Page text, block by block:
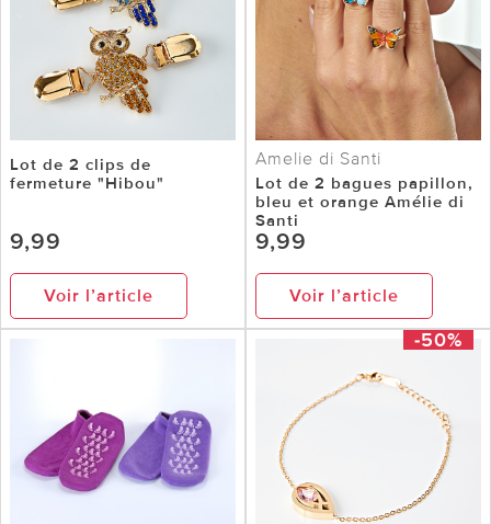
Lot de 2 clips de
fermeture "Hibou"
9,99
Voir l’article
Amelie di Santi
Lot de 2 bagues papillon,
bleu et orange Amélie di
Santi
9,99
Voir l’article
-50%